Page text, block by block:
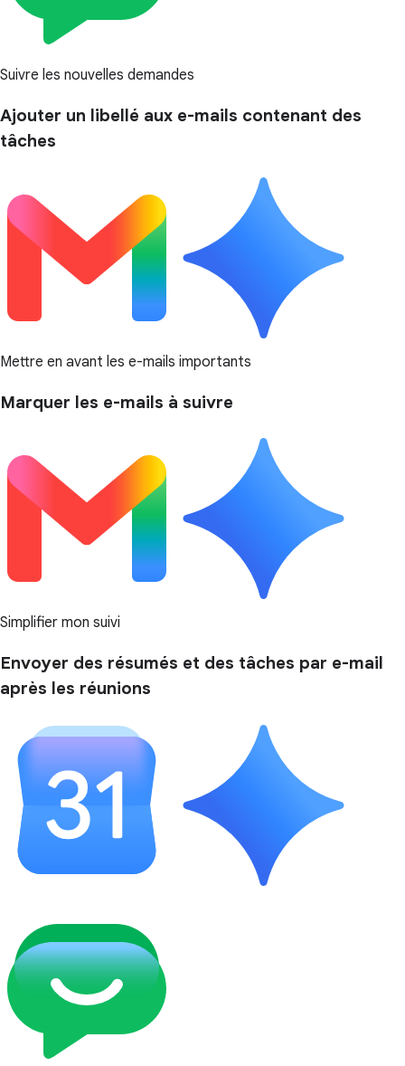
Suivre les nouvelles demandes
Ajouter un libellé aux e-mails contenant des
tâches
Mettre en avant les e-mails importants
Marquer les e-mails à suivre
Simplifier mon suivi
Envoyer des résumés et des tâches par e-mail
après les réunions